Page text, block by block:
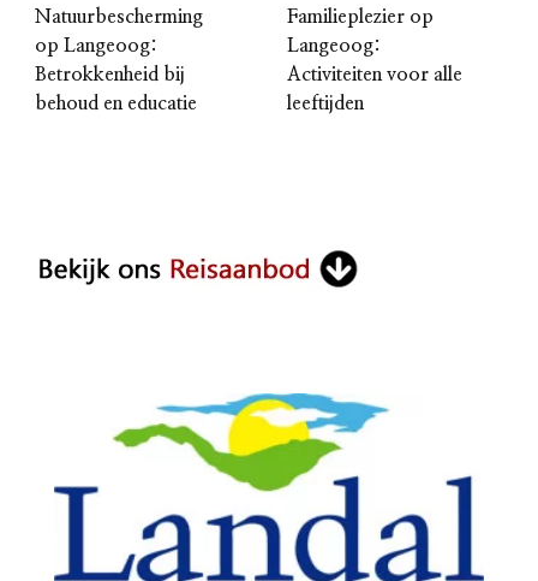
Natuurbescherming
op Langeoog:
Betrokkenheid bij
behoud en educatie
Familieplezier op
Langeoog:
Activiteiten voor alle
leeftijden